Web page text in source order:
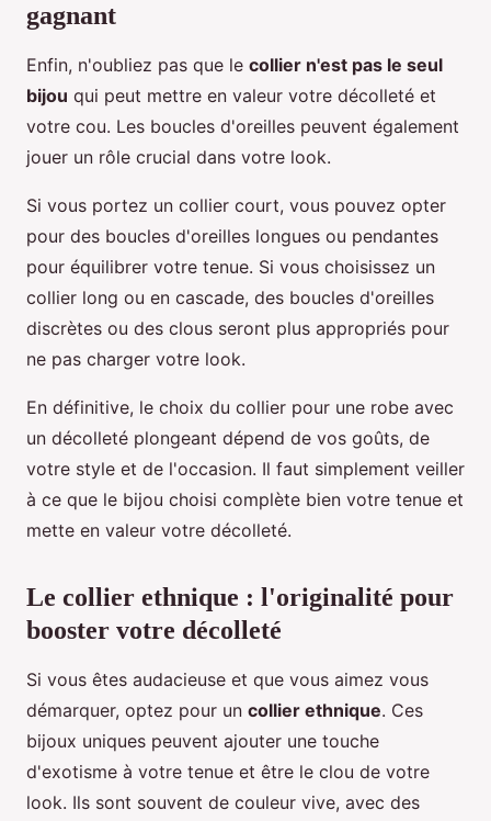
gagnant
Enfin, n'oubliez pas que le collier n'est pas le seul
bijou qui peut mettre en valeur votre décolleté et
votre cou. Les boucles d'oreilles peuvent également
jouer un rôle crucial dans votre look.
Si vous portez un collier court, vous pouvez opter
pour des boucles d'oreilles longues ou pendantes
pour équilibrer votre tenue. Si vous choisissez un
collier long ou en cascade, des boucles d'oreilles
discrètes ou des clous seront plus appropriés pour
ne pas charger votre look.
En définitive, le choix du collier pour une robe avec
un décolleté plongeant dépend de vos goûts, de
votre style et de l'occasion. Il faut simplement veiller
à ce que le bijou choisi complète bien votre tenue et
mette en valeur votre décolleté.
Le collier ethnique : l'originalité pour
booster votre décolleté
Si vous êtes audacieuse et que vous aimez vous
démarquer, optez pour un collier ethnique. Ces
bijoux uniques peuvent ajouter une touche
d'exotisme à votre tenue et être le clou de votre
look. Ils sont souvent de couleur vive, avec des